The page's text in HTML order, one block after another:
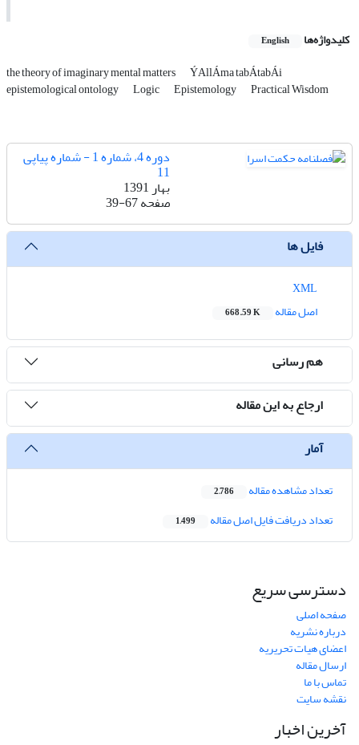
کلیدواژه‌ها English
the theory of imaginary mental matters ÝAllÁma tabÁtabÁi
epistemological ontology Logic Epistemology Practical Wisdom
دوره 4، شماره 1 - شماره پیاپی
11
بهار 1391
صفحه39-67
فایل ها
اصل مقاله
668.59 K
هم رسانی
ارجاع به این مقاله
آمار
تعداد مشاهده مقاله 2,786
تعداد دریافت فایل اصل مقاله 1,499
دسترسی سریع
صفحه اصلی
درباره نشریه
اعضای هیات تحریریه
ارسال مقاله
تماس با ما
نقشه سایت
آخرین اخبار